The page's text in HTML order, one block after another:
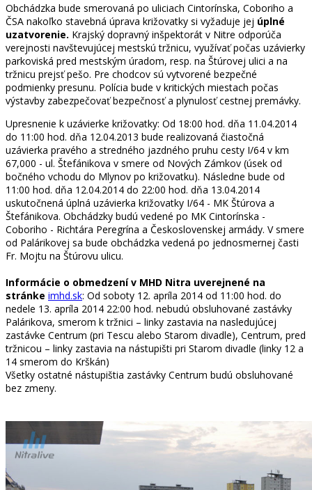
Obchádzka bude smerovaná po uliciach Cintorínska, Coboriho a
ČSA nakoľko stavebná úprava križovatky si vyžaduje jej úplné
uzatvorenie. Krajský dopravný inšpektorát v Nitre odporúča
verejnosti navštevujúcej mestskú tržnicu, využívať počas uzávierky
parkoviská pred mestským úradom, resp. na Štúrovej ulici a na
tržnicu prejsť pešo. Pre chodcov sú vytvorené bezpečné
podmienky presunu. Polícia bude v kritických miestach počas
výstavby zabezpečovať bezpečnosť a plynulosť cestnej premávky.
Upresnenie k uzávierke križovatky: Od 18:00 hod. dňa 11.04.2014
do 11:00 hod. dňa 12.04.2013 bude realizovaná čiastočná
uzávierka pravého a stredného jazdného pruhu cesty I/64 v km
67,000 - ul. Štefánikova v smere od Nových Zámkov (úsek od
bočného vchodu do Mlynov po križovatku). Následne bude od
11:00 hod. dňa 12.04.2014 do 22:00 hod. dňa 13.04.2014
uskutočnená úplná uzávierka križovatky I/64 - MK Štúrova a
Štefánikova. Obchádzky budú vedené po MK Cintorínska -
Coboriho - Richtára Peregrína a Československej armády. V smere
od Palárikovej sa bude obchádzka vedená po jednosmernej časti
Fr. Mojtu na Štúrovu ulicu.
Informácie o obmedzení v MHD Nitra uverejnené na
stránke imhd.sk: Od soboty 12. apríla 2014 od 11:00 hod. do
nedele 13. apríla 2014 22:00 hod. nebudú obsluhované zastávky
Palárikova, smerom k tržnici – linky zastavia na nasledujúcej
zastávke Centrum (pri Tescu alebo Starom divadle), Centrum, pred
tržnicou – linky zastavia na nástupišti pri Starom divadle (linky 12 a
14 smerom do Krškán)
Všetky ostatné nástupištia zastávky Centrum budú obsluhované
bez zmeny.